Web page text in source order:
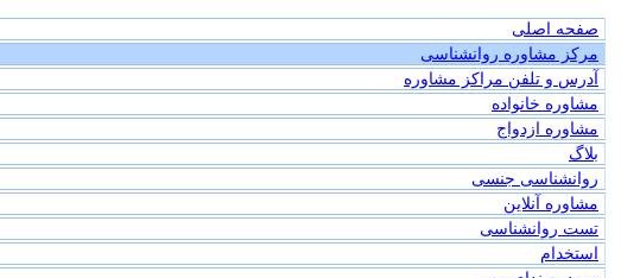
صفحه اصلی
مرکز مشاوره روانشناسی
آدرس و تلفن مراکز مشاوره
مشاوره خانواده
مشاوره ازدواج
بلاگ
روانشناسی جنسی
مشاوره آنلاین
تست روانشناسی
استخدام